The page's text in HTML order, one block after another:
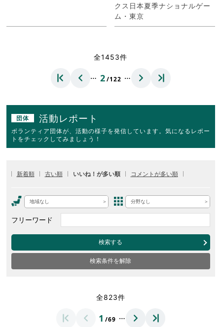
クス日本夏季ナショナルゲー
ム・東京
全1453件
… 2/122 …
団体 活動レポート
ボランティア団体が、活動の様子を発信しています。気になるレポー
トをチェックしてみましょう！
新着順 古い順 いいね！が多い順 コメントが多い順
地域なし 分野なし
フリーワード
検索する
検索条件を解除
全823件
1 /69 …